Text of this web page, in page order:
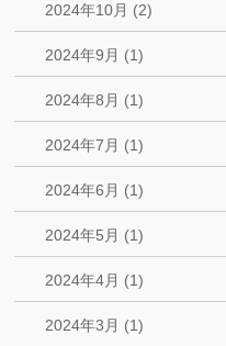
2024年10月 (2)
2024年9月 (1)
2024年8月 (1)
2024年7月 (1)
2024年6月 (1)
2024年5月 (1)
2024年4月 (1)
2024年3月 (1)